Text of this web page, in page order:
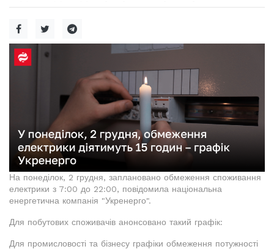
На понеділок, 2 грудня, заплановано обмеження споживання
електрики з 7:00 до 22:00, повідомила національна
енергетична компанія "Укренерго".
Для побутових споживачів анонсовано такий графік:
Для промисловості та бізнесу графіки обмеження потужності